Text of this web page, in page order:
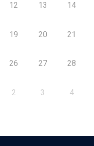
12 13 14
19 20 21
26 27 28
2 3 4